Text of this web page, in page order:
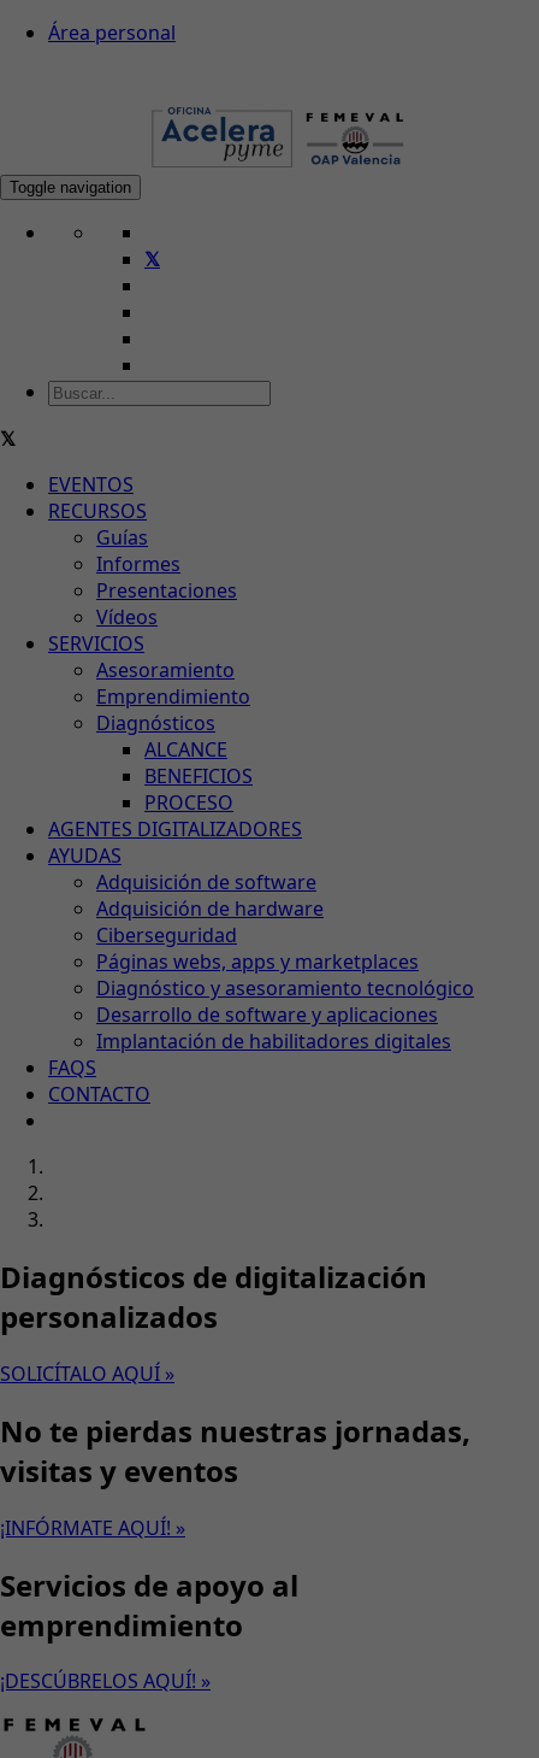
Área personal
Toggle navigation
EVENTOS
RECURSOS
Guías
Informes
Presentaciones
Vídeos
SERVICIOS
Asesoramiento
Emprendimiento
Diagnósticos
ALCANCE
BENEFICIOS
PROCESO
AGENTES DIGITALIZADORES
AYUDAS
Adquisición de software
Adquisición de hardware
Ciberseguridad
Páginas webs, apps y marketplaces
Diagnóstico y asesoramiento tecnológico
Desarrollo de software y aplicaciones
Implantación de habilitadores digitales
FAQS
CONTACTO
Diagnósticos de digitalización
personalizados
SOLICÍTALO AQUÍ »
No te pierdas nuestras jornadas,
visitas y eventos
¡INFÓRMATE AQUÍ! »
Servicios de apoyo al
emprendimiento
¡DESCÚBRELOS AQUÍ! »